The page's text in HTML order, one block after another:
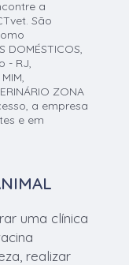
a
São
DOMÉSTICOS,
- RJ,
ZONA
a empresa
e em
uma clínica
realizar